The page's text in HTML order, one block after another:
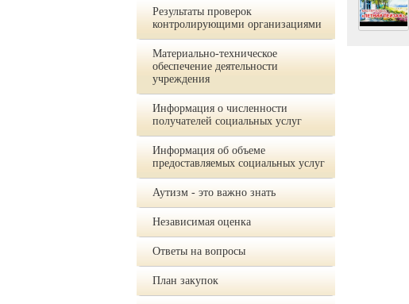
Результаты проверок
контролирующими организациями
Материально-техническое
обеспечение деятельности
учреждения
Информация о численности
получателей социальных услуг
Информация об объеме
предоставляемых социальных услуг
Аутизм - это важно знать
Независимая оценка
Ответы на вопросы
План закупок